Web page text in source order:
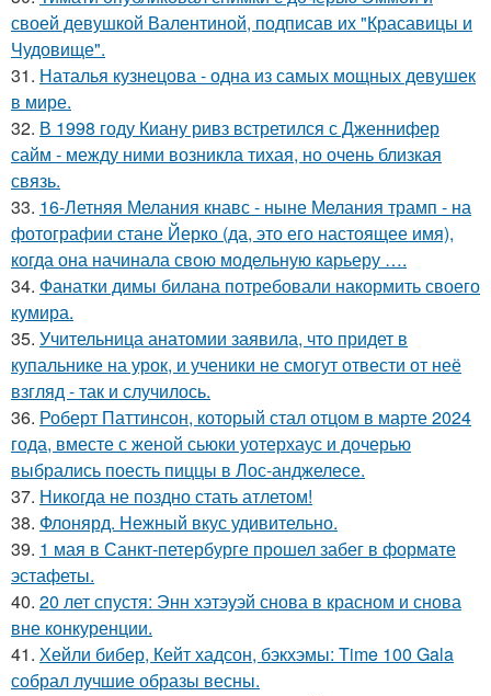
своей девушкой Валентиной, подписав их "Красавицы и
Чудовище".
31. Наталья кузнецова - одна из самых мощных девушек
в мире.
32. В 1998 году Киану ривз встретился с Дженнифер
сайм - между ними возникла тихая, но очень близкая
связь.
33. 16-Летняя Мелания кнавс - ныне Мелания трамп - на
фотографии стане Йерко (да, это его настоящее имя),
когда она начинала свою модельную карьеру ….
34. Фанатки димы билана потребовали накормить своего
кумира.
35. Учительница анатомии заявила, что придет в
купальнике на урок, и ученики не смогут отвести от неё
взгляд - так и случилось.
36. Роберт Паттинсон, который стал отцом в марте 2024
года, вместе с женой сьюки уотерхаус и дочерью
выбрались поесть пиццы в Лос-анджелесе.
37. Никогда не поздно стать атлетом!
38. Флонярд. Нежный вкус удивительно.
39. 1 мая в Санкт-петербурге прошел забег в формате
эстафеты.
40. 20 лет спустя: Энн хэтэуэй снова в красном и снова
вне конкуренции.
41. Хейли бибер, Кейт хадсон, бэкхэмы: Time 100 Gala
собрал лучшие образы весны.